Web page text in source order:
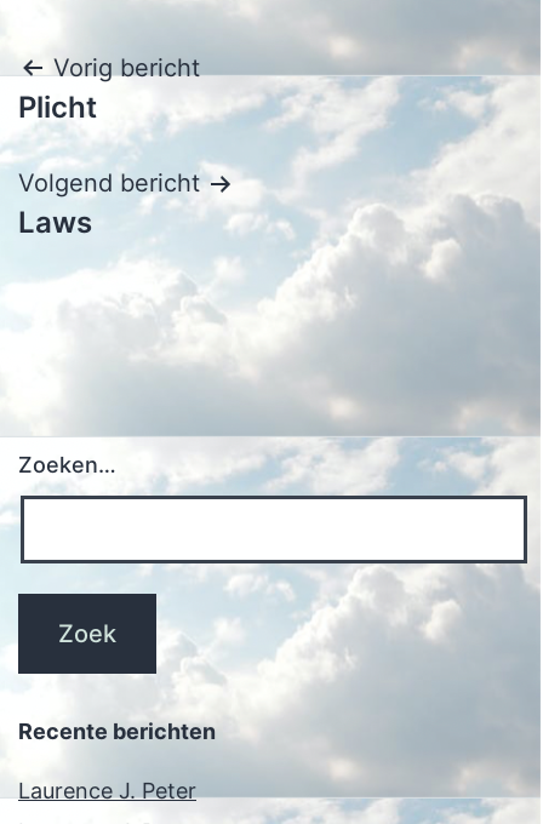
Bericht
navigatie
Vorig bericht
Plicht
Volgend bericht
Laws
Zoeken…
Recente berichten
Laurence J. Peter